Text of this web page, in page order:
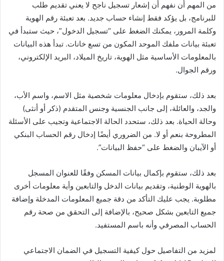
من المهم أن نفهم أن إشعار تسجيل ناجح لا يعني تقديم طلب
للبرنامج، بل يؤكد فقط إنشاء حساب جديد. بعد تعبئة رقم الهوية
وكلمة المرور، يمكنك الضغط على “تسجيل الدخول”، حيث ستبدأ في
تعبئة بيانات ملفك الموحد المكون من تسع خانات. تبدأ هذه البيانات
بالمعلومات الأساسية مثل الهوية، تاريخ الميلاد، البريد الإلكتروني،
ورقم الجوال.
بعد ذلك، ستقوم بإدخال معلومات شخصية مثل الاسم، واسم الأب،
والجد، والعائلة، إلى جانب الجنسية وجنس المتقدم (ذكر أو أنثى)
وحالة الحياة. بعد ذلك، ستحدد الحالة الاجتماعية وتجيب على الأسئلة
المطروحة بنعم أو لا. من الضروري أيضًا إدخال رقم الحساب البنكي
أو الآيبان والضغط على “حفظ البيانات”.
بعد ذلك، ستقوم بإكمال بيانات المسكن وفقًا للعنوان المسجل
بالهوية الوطنية، وتقديم بيانات الدخل والتابعين وأية معلومات أخرى
مطلوبة. يجب عليك التأكد من دقة جميع المعلومات المدخلة وإضافة
جميع التابعين بشكل صحيح، بالإضافة إلى التحقق من صحة رقم
الحساب المصرفي وأنه باسم المستفيد.
لمزيد من التفاصيل حول كيفية التسجيل في الضمان الاجتماعي